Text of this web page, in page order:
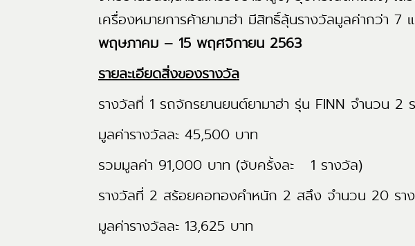
เครื่องหมายการค้ายามาฮ่า มีสิทธิ์ลุ้นรางวัลมูลค่ากว่า
พฤษภาคม – 15 พฤศจิกายน 2563
รายละเอียดสิ่งของรางวัล
รางวัลที่ 1 รถจักรยานยนต์ยามาฮ่า รุ่น FINN จำนวน 2
มูลค่ารางวัลละ 45,500 บาท
รวมมูลค่า 91,000 บาท (จับครั้งละ 1 รางวัล)
รางวัลที่ 2 สร้อยคอทองคำหนัก 2 สลึง จำนวน 20 รา
มูลค่ารางวัลละ 13,625 บาท